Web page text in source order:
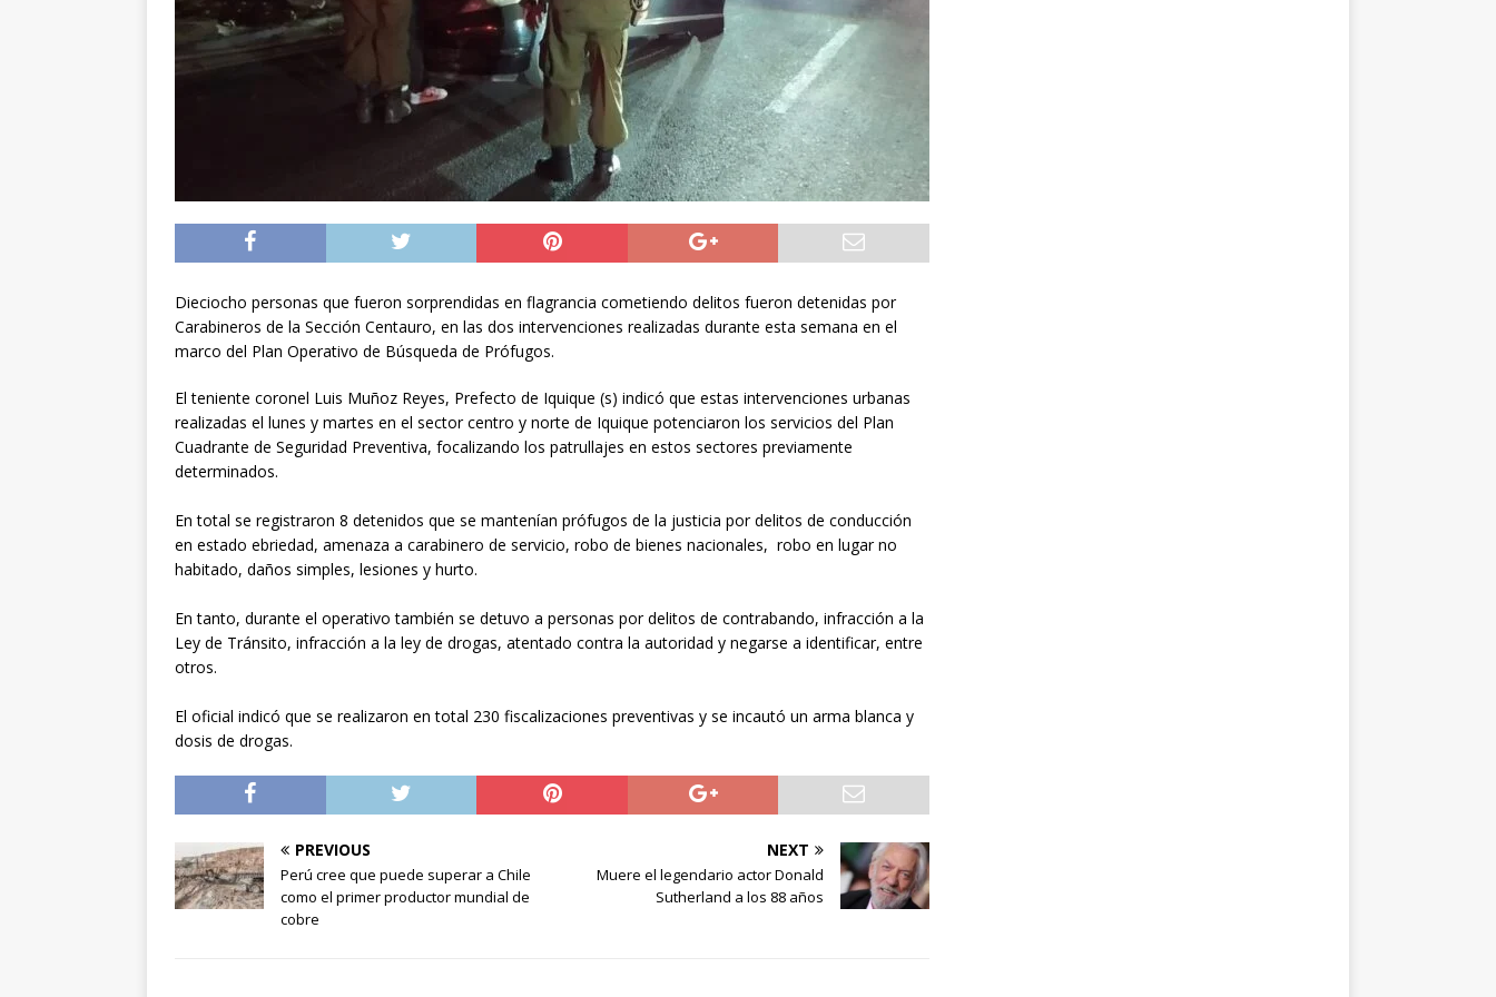
preventiva en la región
POLICIAL
El papa León XIV viajará a Uruguay, Argentina y Perú del 6 al 17 de
noviembre
INTERNACIONAL
Diputado Jofré oficia a la SCJ para fiscalizar el impacto fiscal en la
Municipalidad y el GORE Tarapacá
DEPORTES
Dieciocho personas que fueron sorprendidas en flagrancia cometiendo delitos fueron detenidas por
Carabineros de la Sección Centauro, en las dos intervenciones realizadas durante esta semana en el
marco del Plan Operativo de Búsqueda de Prófugos.
El teniente coronel Luis Muñoz Reyes, Prefecto de Iquique (s) indicó que estas intervenciones urbanas
realizadas el lunes y martes en el sector centro y norte de Iquique potenciaron los servicios del Plan
Cuadrante de Seguridad Preventiva, focalizando los patrullajes en estos sectores previamente
determinados.
En total se registraron 8 detenidos que se mantenían prófugos de la justicia por delitos de conducción
en estado ebriedad, amenaza a carabinero de servicio, robo de bienes nacionales, robo en lugar no
habitado, daños simples, lesiones y hurto.
En tanto, durante el operativo también se detuvo a personas por delitos de contrabando, infracción a la
Ley de Tránsito, infracción a la ley de drogas, atentado contra la autoridad y negarse a identificar, entre
otros.
El oficial indicó que se realizaron en total 230 fiscalizaciones preventivas y se incautó un arma blanca y
dosis de drogas.
PREVIOUS
Perú cree que puede superar a Chile
como el primer productor mundial de
cobre
NEXT
Muere el legendario actor Donald
Sutherland a los 88 años